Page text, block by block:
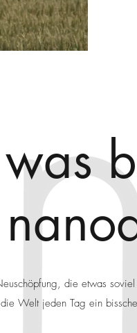
die etwas soviel
Welt jeden Tag ein